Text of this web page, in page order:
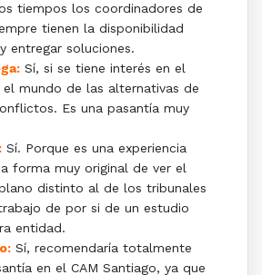
tiempos los coordinadores de
tienen la disponibilidad
entregar soluciones.
Sí, si se tiene interés en el
el mundo de las alternativas de
Es una pasantía muy
Sí. Porque es una experiencia
forma muy original de ver el
distinto al de los tribunales
de por si de un estudio
entidad.
Sí, recomendaría totalmente
en el CAM Santiago, ya que